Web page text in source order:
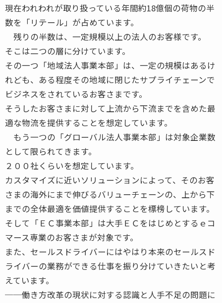
現在われわれが取り扱っている年間約18億個の荷物の半
数を「リテール」が占めています。
残りの半数は、一定規模以上の法人のお客様です。
そこは二つの層に分けています。
その一つ「地域法人事業本部」は、一定の規模はあるけ
れども、ある程度その地域に閉じたサプライチェーンで
ビジネスをされているお客さまです。
そうしたお客さまに対して上流から下流までを含めた最
適な物流を提供することを想定しています。
もう一つの「グローバル法人事業本部」は対象企業数
として限られてきます。
２００社くらいを想定しています。
カスタマイズに近いソリューションによって、そのお客
さまの海外にまで伸びるバリューチェーンの、上から下
までの全体最適を価値提供することを標榜しています。
そして「ＥＣ事業本部」は大手ＥＣをはじめとするｅコ
マース専業のお客さまが対象です。
また、セールスドライバーにはやはり本来のセールスド
ライバーの業務ができる仕事を振り分けていきたいと考
えています。
──働き方改革の現状に対する認識と人手不足の問題に